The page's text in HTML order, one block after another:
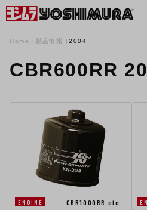
Home 製品情報 2004
CBR600RR
ENGINE
CBR1000RR etc…